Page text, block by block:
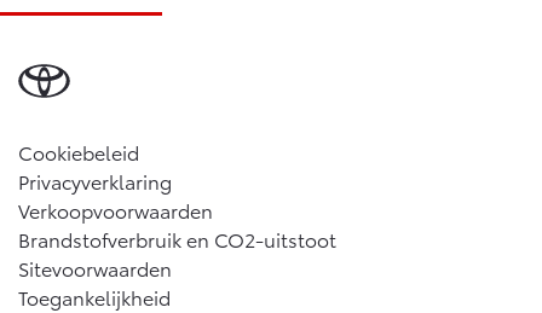
Cookiebeleid
Privacyverklaring
Verkoopvoorwaarden
Brandstofverbruik en CO2-uitstoot
Sitevoorwaarden
Toegankelijkheid